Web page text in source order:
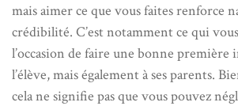
mais aimer ce que vous faites renforce
crédibilité. C’est notamment ce qui
l’occasion de faire une bonne première
l’élève, mais également à ses parents.
cela ne signifie pas que vous pouvez